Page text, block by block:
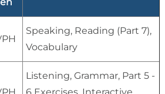
Speaking, Reading (Part 7),
Vocabulary
Listening, Grammar, Part 5 -